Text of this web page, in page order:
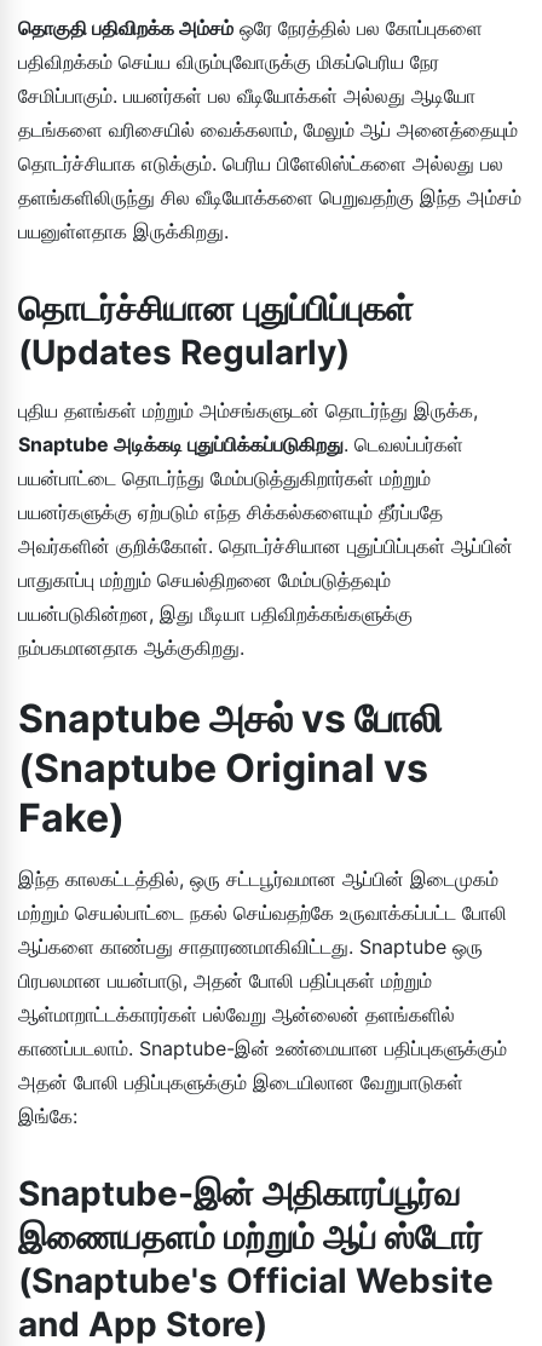
தொகுதி பதிவிறக்க அம்சம் ஒரே நேரத்தில் பல கோப்புகளை
பதிவிறக்கம் செய்ய விரும்புவோருக்கு மிகப்பெரிய நேர
சேமிப்பாகும். பயனர்கள் பல வீடியோக்கள் அல்லது ஆடியோ
தடங்களை வரிசையில் வைக்கலாம், மேலும் ஆப் அனைத்தையும்
தொடர்ச்சியாக எடுக்கும். பெரிய பிளேலிஸ்ட்களை அல்லது பல
தளங்களிலிருந்து சில வீடியோக்களை பெறுவதற்கு இந்த அம்சம்
பயனுள்ளதாக இருக்கிறது.
தொடர்ச்சியான புதுப்பிப்புகள்
(Updates Regularly)
புதிய தளங்கள் மற்றும் அம்சங்களுடன் தொடர்ந்து இருக்க,
Snaptube அடிக்கடி புதுப்பிக்கப்படுகிறது. டெவலப்பர்கள்
பயன்பாட்டை தொடர்ந்து மேம்படுத்துகிறார்கள் மற்றும்
பயனர்களுக்கு ஏற்படும் எந்த சிக்கல்களையும் தீர்ப்பதே
அவர்களின் குறிக்கோள். தொடர்ச்சியான புதுப்பிப்புகள் ஆப்பின்
பாதுகாப்பு மற்றும் செயல்திறனை மேம்படுத்தவும்
பயன்படுகின்றன, இது மீடியா பதிவிறக்கங்களுக்கு
நம்பகமானதாக ஆக்குகிறது.
Snaptube அசல் vs போலி
(Snaptube Original vs
Fake)
இந்த காலகட்டத்தில், ஒரு சட்டபூர்வமான ஆப்பின் இடைமுகம்
மற்றும் செயல்பாட்டை நகல் செய்வதற்கே உருவாக்கப்பட்ட போலி
ஆப்களை காண்பது சாதாரணமாகிவிட்டது. Snaptube ஒரு
பிரபலமான பயன்பாடு, அதன் போலி பதிப்புகள் மற்றும்
ஆள்மாறாட்டக்காரர்கள் பல்வேறு ஆன்லைன் தளங்களில்
காணப்படலாம். Snaptube-இன் உண்மையான பதிப்புகளுக்கும்
அதன் போலி பதிப்புகளுக்கும் இடையிலான வேறுபாடுகள்
இங்கே:
Snaptube-இன் அதிகாரப்பூர்வ
இணையதளம் மற்றும் ஆப் ஸ்டோர்
(Snaptube's Official Website
and App Store)